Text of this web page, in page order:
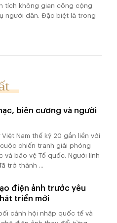
tích không gian công cộng
người dân. Đặc biệt là trong
biên cương và người
Việt Nam thế kỷ 20 gắn liền với
chiến tranh giải phóng
và bảo vệ Tổ quốc. Người lính
trở thành ...
điện ảnh trước yêu
triển mới
cảnh hội nhập quốc tế và